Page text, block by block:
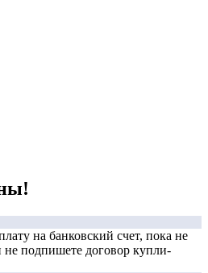
на банковский счет, пока не
не подпишете договор купли-